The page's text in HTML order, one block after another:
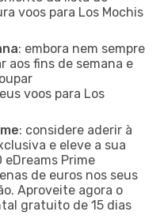
voos para Los Mochis
: embora nem sempre
aos fins de semana e
voos para Los
: considere aderir à
e eleve a sua
eDreams Prime
de euros nos seus
Aproveite agora o
gratuito de 15 dias